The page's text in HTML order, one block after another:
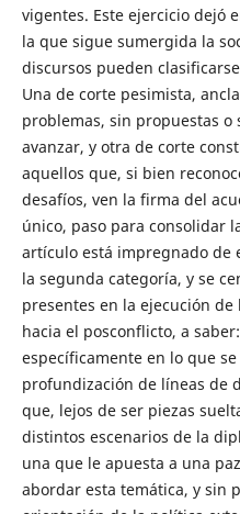
vigentes. Este ejercicio dejó
la que sigue sumergida la
discursos pueden
Una de corte pesimista,
problemas, sin propuestas
avanzar, y otra de corte
aquellos que, si bien
desafíos, ven la firma del
único, paso para consolidar
artículo está impregnado de
la segunda categoría, y se
presentes en la ejecución
hacia el posconflicto, a
específicamente en lo que
profundización de líneas de
que, lejos de ser piezas
distintos escenarios de la
una que le apuesta a una
abordar esta temática, y sin